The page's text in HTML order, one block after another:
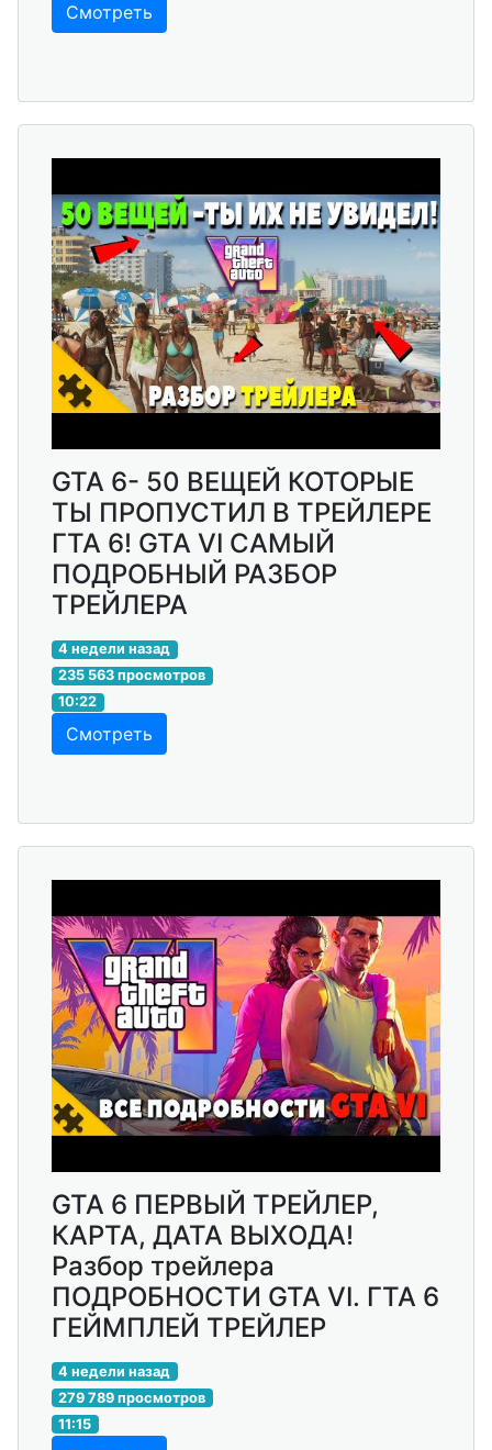
Смотреть
GTA 6- 50 ВЕЩЕЙ КОТОРЫЕ
ТЫ ПРОПУСТИЛ В ТРЕЙЛЕРЕ
ГТА 6! GTA VI САМЫЙ
ПОДРОБНЫЙ РАЗБОР
ТРЕЙЛЕРА
4 недели назад
235 563 просмотров
10:22
Смотреть
GTA 6 ПЕРВЫЙ ТРЕЙЛЕР,
КАРТА, ДАТА ВЫХОДА!
Разбор трейлера
ПОДРОБНОСТИ GTA VI. ГТА 6
ГЕЙМПЛЕЙ ТРЕЙЛЕР
4 недели назад
279 789 просмотров
11:15